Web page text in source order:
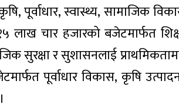
पूर्वाधार, स्वास्थ्य, सामाजिक
चार हजारको बजेटमार्फत
सुरक्षा र सुशासनलाई
पूर्वाधार विकास, कृषि